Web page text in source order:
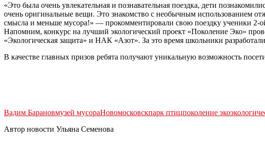
«Это была очень увлекательная и познавательная поездка, дети
очень оригинальные вещи. Это знакомство с необычным использованием
смысла и меньше мусора!» — прокомментировали свою поездку ученики 2-
Напомним, конкурс на лучший экологический проект «Поколение Эко»
«Экологическая защита» и НАК «Азот». За это время школьники
В качестве главных призов ребята получают уникальную возможность
Вадим Барановмузей мусораНовомосковскпарк птицпоколение эко
Автор новости Ульяна Семенова